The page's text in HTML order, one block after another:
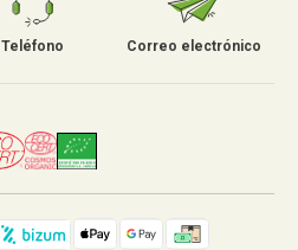
Teléfono Correo electrónico